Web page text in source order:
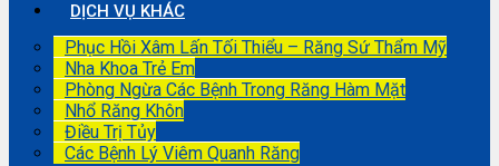
DỊCH VỤ KHÁC
Phục Hồi Xâm Lấn Tối Thiểu – Răng Sứ Thẩm Mỹ
Nha Khoa Trẻ Em
Phòng Ngừa Các Bệnh Trong Răng Hàm Mặt
Nhổ Răng Khôn
Điều Trị Tủy
Các Bệnh Lý Viêm Quanh Răng